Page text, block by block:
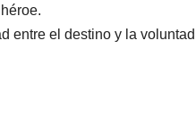
entre el destino y la